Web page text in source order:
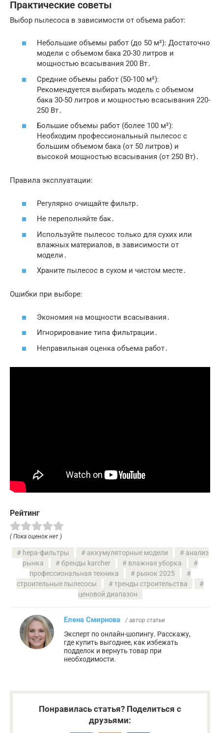
Практические советы
Выбор пылесоса в зависимости от объема работ:
Небольшие объемы работ (до 50 м²): Достаточно
модели с объемом бака 20-30 литров и
мощностью всасывания 200 Вт․
Средние объемы работ (50-100 м²):
Рекомендуется выбирать модель с объемом
бака 30-50 литров и мощностью всасывания 220-
250 Вт․
Большие объемы работ (более 100 м²):
Необходим профессиональный пылесос с
большим объемом бака (от 50 литров) и
высокой мощностью всасывания (от 250 Вт)․
Правила эксплуатации:
Регулярно очищайте фильтр․
Не переполняйте бак․
Используйте пылесос только для сухих или
влажных материалов, в зависимости от
модели․
Храните пылесос в сухом и чистом месте․
Ошибки при выборе:
Экономия на мощности всасывания․
Игнорирование типа фильтрации․
Неправильная оценка объема работ․
Рейтинг
( Пока оценок нет )
hepa-фильтры аккумуляторные модели
анализ
рынка
бренды karcher
влажная уборка
профессиональная техника
рынок 2025
строительные пылесосы
тренды строительства
ценовой диапазон
Елена Смирнова / автор статьи
Эксперт по онлайн-шопингу. Расскажу,
где купить выгоднее, как избежать
подделок и вернуть товар при
необходимости.
Понравилась статья? Поделиться с
друзьями: